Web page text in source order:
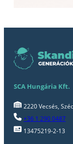
SCA Hungária Kft.
2220 Vecsés,
+36 1 290 0487
13475219-2-13